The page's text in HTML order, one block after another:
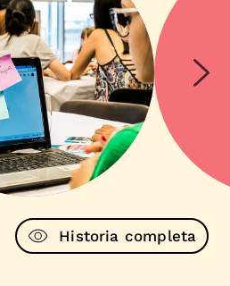
Historia completa